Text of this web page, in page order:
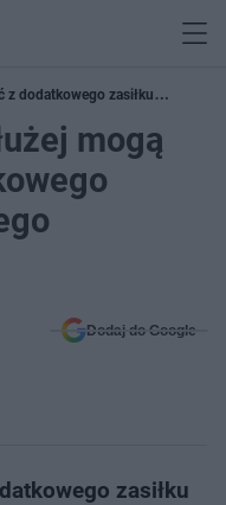
z dodatkowego zasiłku
mogą
Dodaj do Google
zasiłku